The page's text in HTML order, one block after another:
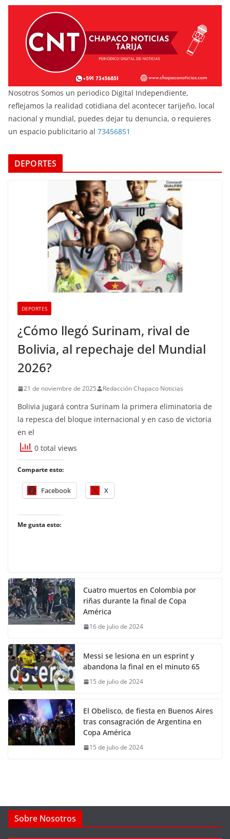
Nosotros Somos un periodico Digital Independiente,
reflejamos la realidad cotidiana del acontecer tarijeño, local
nacional y mundial, puedes dejar tu denuncia, o requieres
un espacio publicitario al 73456851
DEPORTES
DEPORTES
¿Cómo llegó Surinam, rival de
Bolivia, al repechaje del Mundial
2026?
21 de noviembre de 2025 Redacción Chapaco Noticias
Bolivia jugará contra Surinam la primera eliminatoria de
la repesca del bloque internacional y en caso de victoria
en el
0 total views
Comparte esto:
Facebook X
Me gusta esto:
Cuatro muertos en Colombia por
riñas durante la final de Copa
América
16 de julio de 2024
Messi se lesiona en un esprint y
abandona la final en el minuto 65
15 de julio de 2024
El Obelisco, de fiesta en Buenos Aires
tras consagración de Argentina en
Copa América
15 de julio de 2024
Sobre Nosotros